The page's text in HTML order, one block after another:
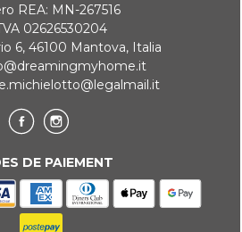
REA: MN-267516
02626530204
6, 46100 Mantova, Italia
DE PAIEMENT